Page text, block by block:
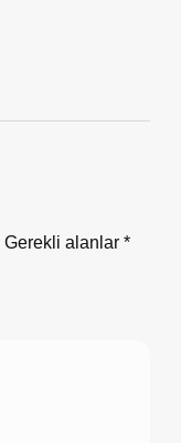
Gerekli alanlar *